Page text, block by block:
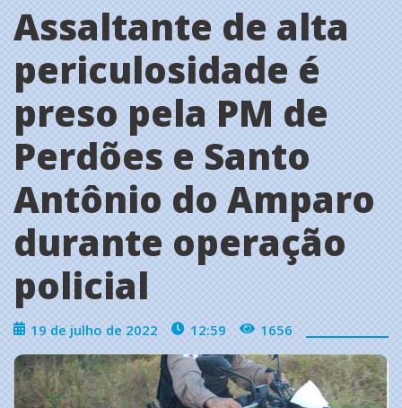
Assaltante de alta
periculosidade é
preso pela PM de
Perdões e Santo
Antônio do Amparo
durante operação
policial
19 de julho de 2022 12:59 1656